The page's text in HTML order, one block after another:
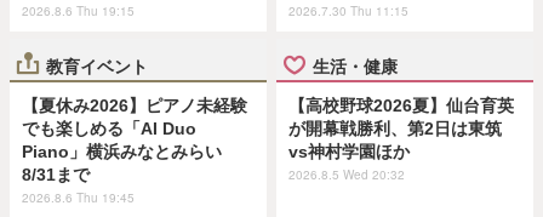
2026.8.6 Thu 19:15 2026.7.30 Thu 11:15
教育イベント
【夏休み2026】ピアノ未経験
でも楽しめる「AI Duo
Piano」横浜みなとみらい
8/31まで
2026.8.6 Thu 19:45
生活・健康
【高校野球2026夏】仙台育英
が開幕戦勝利、第2日は東筑
vs神村学園ほか
2026.8.5 Wed 20:32